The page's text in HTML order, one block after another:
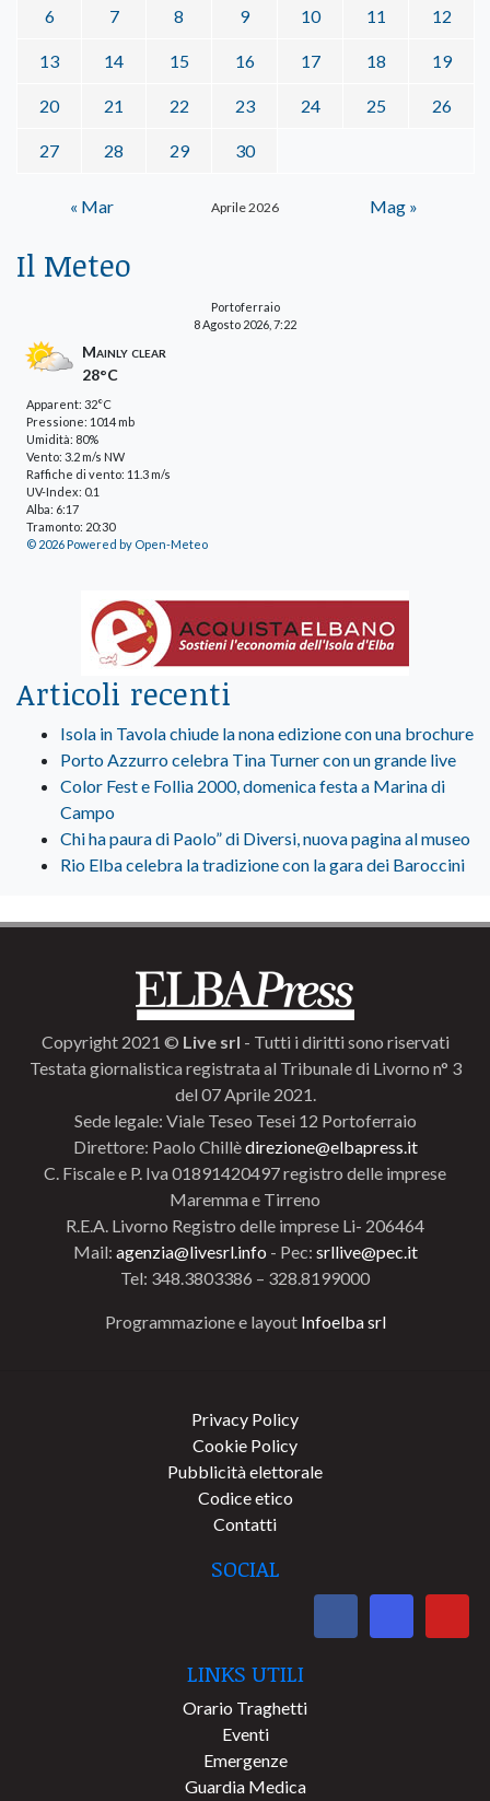
Aprile 2026
6 7 8 9 10 11 12
13 14 15 16 17 18 19
20 21 22 23 24 25 26
27 28 29 30
« Mar Mag »
Il Meteo
Portoferraio
8 Agosto 2026, 7:22
Mainly clear
28°C
Apparent: 32°C
Pressione: 1014 mb
Umidità: 80%
Vento: 3.2 m/s NW
Raffiche di vento: 11.3 m/s
UV-Index: 0.1
Alba: 6:17
Tramonto: 20:30
© 2026 Powered by Open-Meteo
Articoli recenti
Isola in Tavola chiude la nona edizione con una brochure
Porto Azzurro celebra Tina Turner con un grande live
Color Fest e Follia 2000, domenica festa a Marina di
Campo
Chi ha paura di Paolo” di Diversi, nuova pagina al museo
Rio Elba celebra la tradizione con la gara dei Baroccini
Copyright 2021 © Live srl - Tutti i diritti sono riservati
Testata giornalistica registrata al Tribunale di Livorno n° 3
del 07 Aprile 2021.
Sede legale: Viale Teseo Tesei 12 Portoferraio
Direttore: Paolo Chillèdirezione@elbapress.it
C. Fiscale e P. Iva 01891420497 registro delle imprese
Maremma e Tirreno
R.E.A. Livorno Registro delle imprese Li- 206464
Mail: agenzia@livesrl.info - Pec: srllive@pec.it
Tel: 348.3803386 – 328.8199000
Programmazione e layout Infoelba srl
Privacy Policy
Cookie Policy
Pubblicità elettorale
Codice etico
Contatti
SOCIAL
LINKS UTILI
Orario Traghetti
Eventi
Emergenze
Guardia Medica